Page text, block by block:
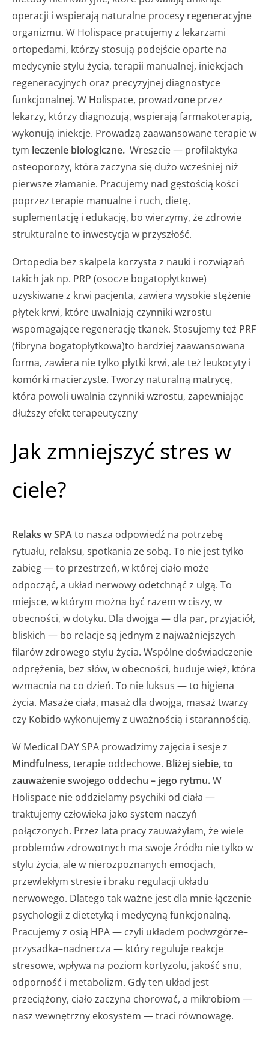
operacji i wspierają naturalne procesy regeneracyjne
organizmu. W Holispace pracujemy z lekarzami
ortopedami, którzy stosują podejście oparte na
medycynie stylu życia, terapii manualnej, iniekcjach
regeneracyjnych oraz precyzyjnej diagnostyce
funkcjonalnej. W Holispace, prowadzone przez
lekarzy, którzy diagnozują, wspierają farmakoterapią,
wykonują iniekcje. Prowadzą zaawansowane terapie w
tym leczenie biologiczne. Wreszcie — profilaktyka
osteoporozy, która zaczyna się dużo wcześniej niż
pierwsze złamanie. Pracujemy nad gęstością kości
poprzez terapie manualne i ruch, dietę,
suplementację i edukację, bo wierzymy, że zdrowie
strukturalne to inwestycja w przyszłość.
Ortopedia bez skalpela korzysta z nauki i rozwiązań
takich jak np. PRP (osocze bogatopłytkowe)
uzyskiwane z krwi pacjenta, zawiera wysokie stężenie
płytek krwi, które uwalniają czynniki wzrostu
wspomagające regenerację tkanek. Stosujemy też PRF
(fibryna bogatopłytkowa)to bardziej zaawansowana
forma, zawiera nie tylko płytki krwi, ale też leukocyty i
komórki macierzyste. Tworzy naturalną matrycę,
która powoli uwalnia czynniki wzrostu, zapewniając
dłuższy efekt terapeutyczny
Jak zmniejszyć stres w
ciele?
Relaks w SPAto nasza odpowiedź na potrzebę
rytuału, relaksu, spotkania ze sobą. To nie jest tylko
zabieg — to przestrzeń, w której ciało może
odpocząć, a układ nerwowy odetchnąć z ulgą. To
miejsce, w którym można być razem w ciszy, w
obecności, w dotyku. Dla dwojga — dla par, przyjaciół,
bliskich — bo relacje są jednym z najważniejszych
filarów zdrowego stylu życia. Wspólne doświadczenie
odprężenia, bez słów, w obecności, buduje więź, która
wzmacnia na co dzień. To nie luksus — to higiena
życia. Masaże ciała, masaż dla dwojga, masaż twarzy
czy Kobido wykonujemy z uważnością i starannością.
W Medical DAY SPA prowadzimy zajęcia i sesje z
Mindfulness,terapie oddechowe. Bliżej siebie, to
zauważenie swojego oddechu – jego rytmu.W
Holispace nie oddzielamy psychiki od ciała —
traktujemy człowieka jako system naczyń
połączonych. Przez lata pracy zauważyłam, że wiele
problemów zdrowotnych ma swoje źródło nie tylko w
stylu życia, ale w nierozpoznanych emocjach,
przewlekłym stresie i braku regulacji układu
nerwowego. Dlatego tak ważne jest dla mnie łączenie
psychologii z dietetyką i medycyną funkcjonalną.
Pracujemy z osią HPA — czyli układem podwzgórze–
przysadka–nadnercza — który reguluje reakcje
stresowe, wpływa na poziom kortyzolu, jakość snu,
odporność i metabolizm. Gdy ten układ jest
przeciążony, ciało zaczyna chorować, a mikrobiom —
nasz wewnętrzny ekosystem — traci równowagę.